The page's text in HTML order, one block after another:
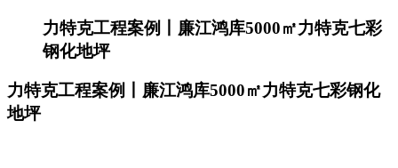
力特克工程案例丨廉江鸿库5000㎡力特克七彩
钢化地坪
力特克工程案例丨廉江鸿库5000㎡力特克七彩钢化
地坪